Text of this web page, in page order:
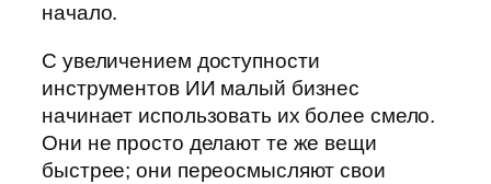
начало.
С увеличением доступности
инструментов ИИ малый бизнес
начинает использовать их более смело.
Они не просто делают те же вещи
быстрее; они переосмысляют свои